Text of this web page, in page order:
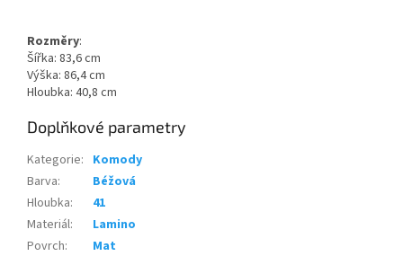
Rozměry:
Šířka: 83,6 cm
Výška: 86,4 cm
Hloubka: 40,8 cm
Doplňkové parametry
Kategorie: Komody
Barva:
Béžová
Hloubka:
41
Materiál:
Lamino
Povrch:
Mat